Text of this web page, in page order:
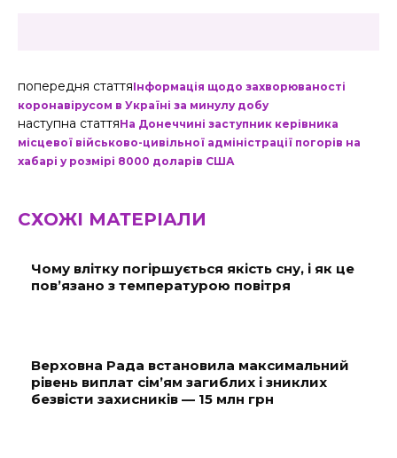
попередня статтяІнформація щодо захворюваності
коронавірусом в Україні за минулу добу
наступна статтяНа Донеччині заступник керівника
місцевої військово-цивільної адміністрації погорів на
хабарі у розмірі 8000 доларів США
СХОЖІ МАТЕРІАЛИ
Чому влітку погіршується якість сну, і як це
пов’язано з температурою повітря
Верховна Рада встановила максимальний
рівень виплат сім’ям загиблих і зниклих
безвісти захисників — 15 млн грн